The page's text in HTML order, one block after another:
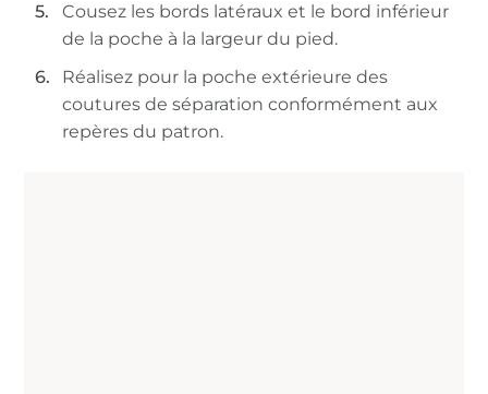
Cousez les bords latéraux et le bord inférieur
de la poche à la largeur du pied.
Réalisez pour la poche extérieure des
coutures de séparation conformément aux
repères du patron.